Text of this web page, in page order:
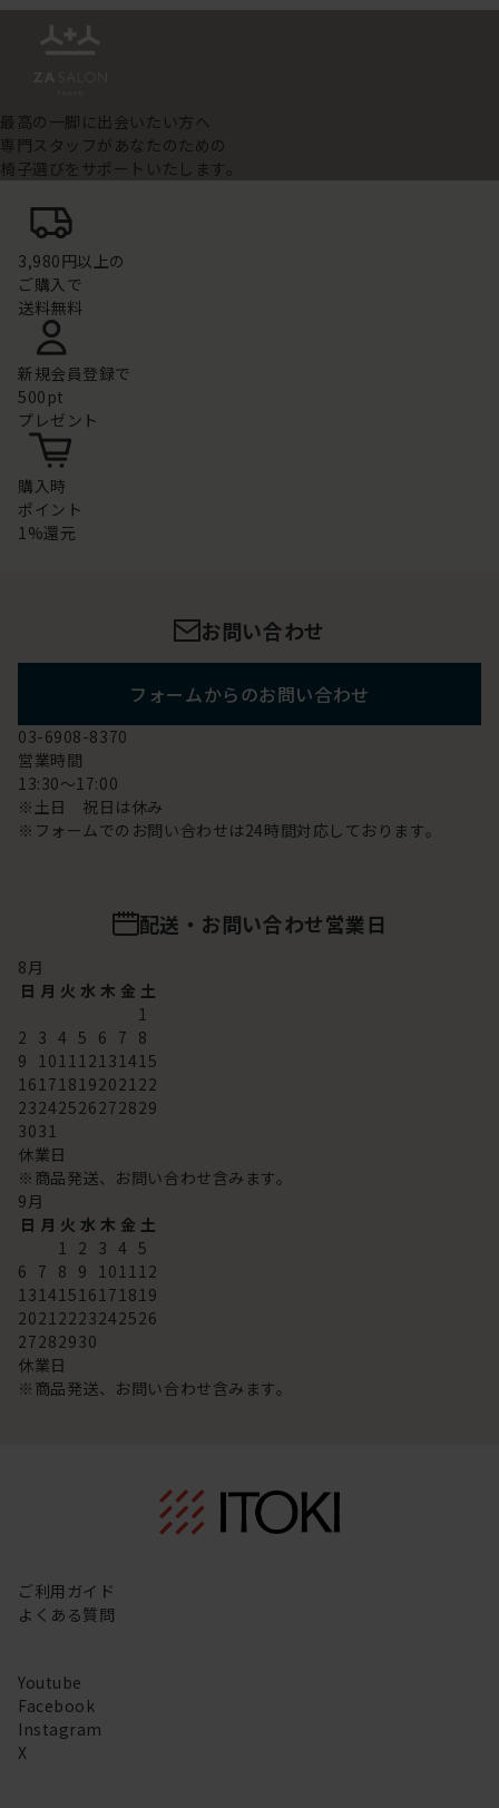
最高の一脚に出会いたい方へ
専門スタッフがあなたのための
椅子選びをサポートいたします。
3,980円以上の
ご購入で
送料無料
新規会員登録で
500pt
プレゼント
購入時
ポイント
1%還元
お問い合わせ
フォームからのお問い合わせ
03-6908-8370
営業時間
13:30～17:00
※土日 祝日は休み
※フォームでのお問い合わせは24時間対応しております。
配送・お問い合わせ営業日
8 月
日 月 火 水 木 金 土
1
2 3 4 5 6 7 8
9
10 11 12 13 14 15
16 17 18 192021 22
23242526272829
3031
休業日
※商品発送、お問い合わせ含みます。
9 月
日 月 火 水 木 金 土
1
2 3 4 5
6 7 8 9 10 11 12
13 14 15 16 17 18 19
2021 2223242526
27282930
休業日
※商品発送、お問い合わせ含みます。
ご利用ガイド
よくある質問
Youtube
Facebook
Instagram
X